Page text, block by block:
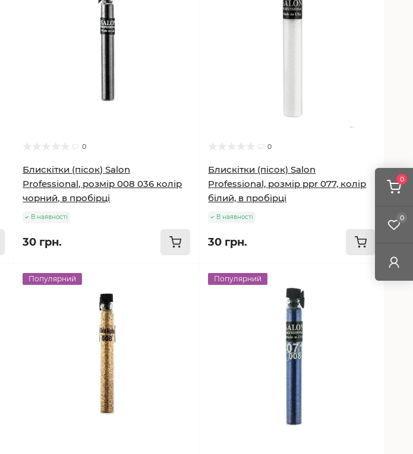
0
0
0
Блискітки (пісок) Salon
Professional, розмір 008 036 колір
чорний, в пробірці
В наявності
30 грн.
0
Блискітки (пісок) Salon
Professional, розмір ppr 077, колір
білий, в пробірці
В наявності
30 грн.
Популярний Популярний